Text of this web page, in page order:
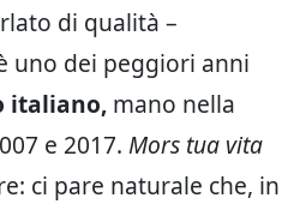
di qualità –
uno dei peggiori anni
italiano, mano nella
e 2017. Mors tua vita
ci pare naturale che, in